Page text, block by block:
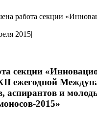
работа секции
2015|
секции
ежегодной
аспирантов и
2015»